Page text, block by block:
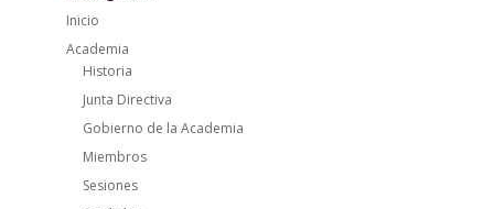
Inicio
Academia
Historia
Junta Directiva
Gobierno de la Academia
Miembros
Sesiones